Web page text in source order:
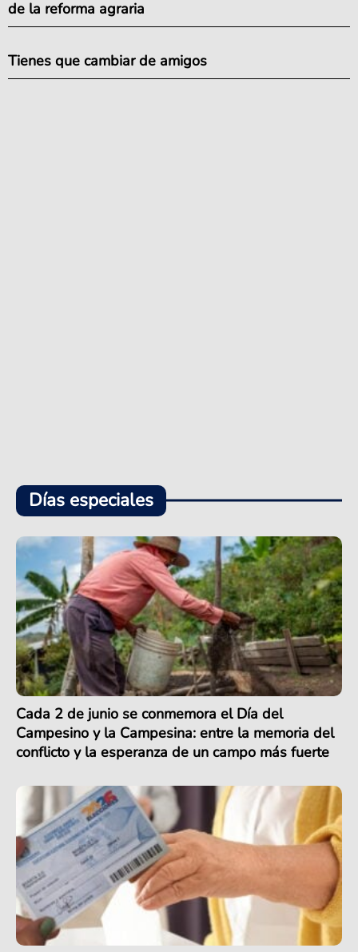
de la reforma agraria
Tienes que cambiar de amigos
Días especiales
Cada 2 de junio se conmemora el Día del
Campesino y la Campesina: entre la memoria del
conflicto y la esperanza de un campo más fuerte